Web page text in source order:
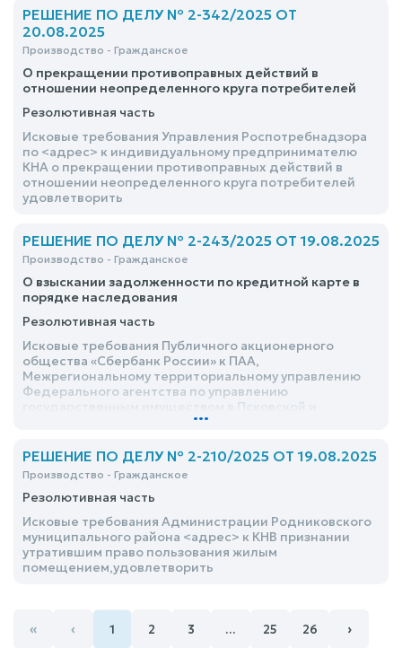
РЕШЕНИЕ ПО ДЕЛУ № 2-342/2025 ОТ
20.08.2025
Производство - Гражданское
О прекращении противоправных действий в
отношении неопределенного круга потребителей
Резолютивная часть
Исковые требования Управления Роспотребнадзора
по <адрес> к индивидуальному предпринимателю
КНА о прекращении противоправных действий в
отношении неопределенного круга потребителей
удовлетворить
РЕШЕНИЕ ПО ДЕЛУ № 2-243/2025 ОТ 19.08.2025
Производство - Гражданское
О взыскании задолженности по кредитной карте в
порядке наследования
Резолютивная часть
Исковые требования Публичного акционерного
общества «Сбербанк России» к ПАА,
Межрегиональному территориальному управлению
Федерального агентства по управлению
Новгородской областях о взыскании задолженности
удовлетворить частично
...
РЕШЕНИЕ ПО ДЕЛУ № 2-210/2025 ОТ 19.08.2025
Производство - Гражданское
Резолютивная часть
Исковые требования Администрации Родниковского
муниципального района <адрес> к КНВ признании
утратившим право пользования жилым
помещением,удовлетворить
« ‹ 1 2 3 … 25 26 ›